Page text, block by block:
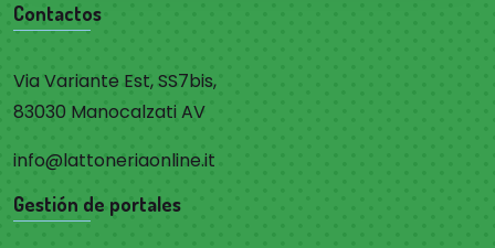
Contactos
Via Variante Est, SS7bis,
83030 Manocalzati AV
info@lattoneriaonline.it
Gestión de portales